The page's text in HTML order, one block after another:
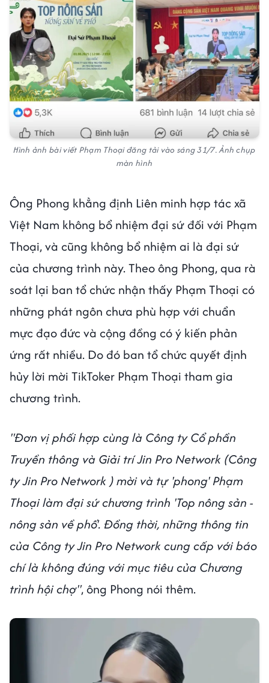
Hình ảnh bài viết Phạm Thoại đăng tải vào sáng 31/7. Ảnh chụp
màn hình
Ông Phong khẳng định Liên minh hợp tác xã
Việt Nam không bổ nhiệm đại sứ đối với Phạm
Thoại, và cũng không bổ nhiệm ai là đại sứ
của chương trình này. Theo ông Phong, qua rà
soát lại ban tổ chức nhận thấy Phạm Thoại có
những phát ngôn chưa phù hợp với chuẩn
mực đạo đức và cộng đồng có ý kiến phản
ứng rất nhiều. Do đó ban tổ chức quyết định
hủy lời mời TikToker Phạm Thoại tham gia
chương trình.
"Đơn vị phối hợp cùng là Công ty Cổ phần
Truyền thông và Giải trí Jin Pro Network (Công
ty Jin Pro Network ) mời và tự 'phong' Phạm
Thoại làm đại sứ chương trình 'Top nông sản -
nông sản về phố'. Đồng thời, những thông tin
của Công ty Jin Pro Network cung cấp với báo
chí là không đúng với mục tiêu của Chương
trình hội chợ", ông Phong nói thêm.